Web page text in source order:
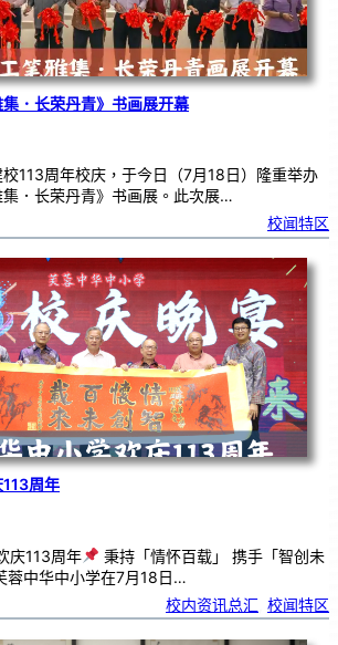
集．长荣丹青》书画展开幕
113周年校庆，于今日（7月18日）隆重举办
集．长荣丹青》书画展。此次展…
校闻特区
周年
庆113周年
秉持「情怀百载」 携手「智创未
蓉中华中小学在7月18日…
校内资讯总汇 校闻特区